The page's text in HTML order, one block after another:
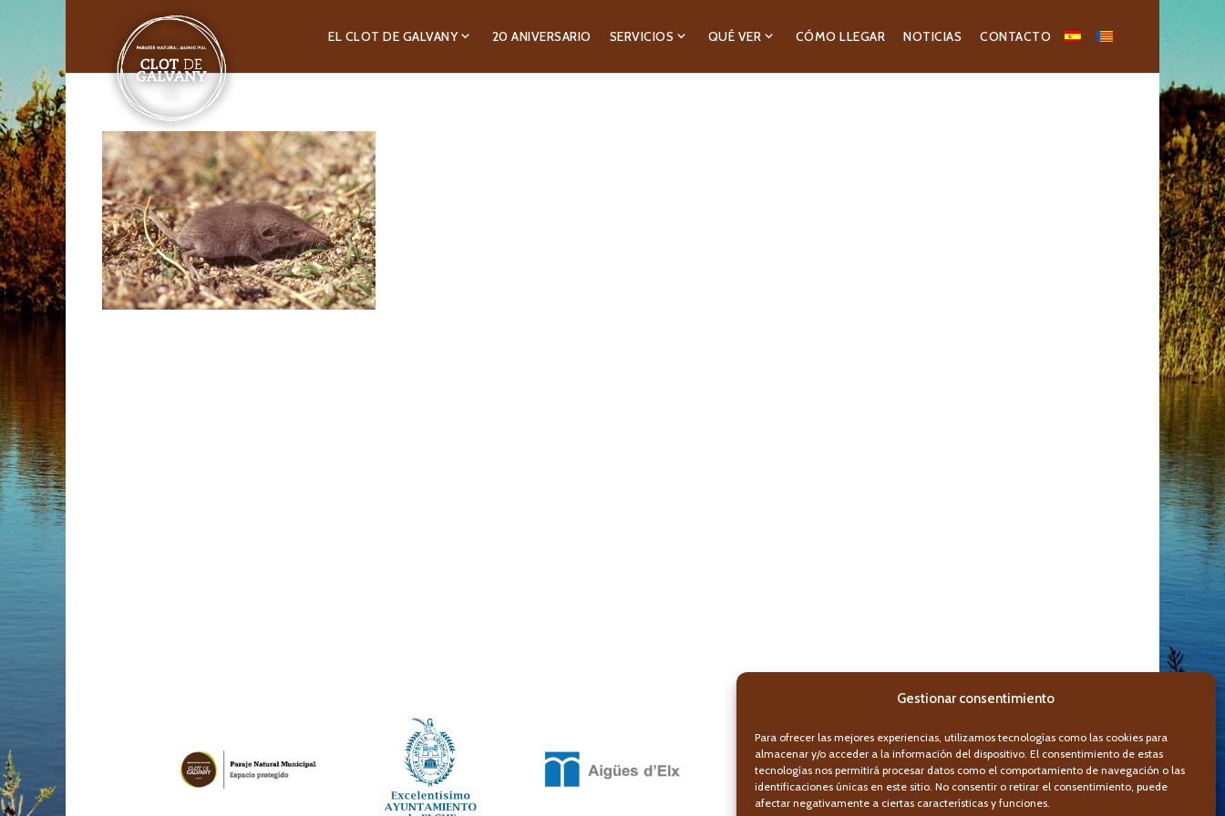
Gestionar consentimiento
Para ofrecer las mejores experiencias, utilizamos tecnologías como las cookies para
almacenar y/o acceder a la información del dispositivo. El consentimiento de estas
tecnologías nos permitirá procesar datos como el comportamiento de navegación o las
identificaciones únicas en este sitio. No consentir o retirar el consentimiento, puede
afectar negativamente a ciertas características y funciones.
EL CLOT DE GALVANY 20 ANIVERSARIO SERVICIOS QUÉ VER CÓMO LLEGAR NOTICIAS CONTACTO